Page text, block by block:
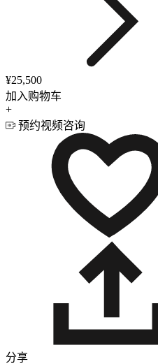
¥25,500
加入购物车
+
预约视频咨询
分享